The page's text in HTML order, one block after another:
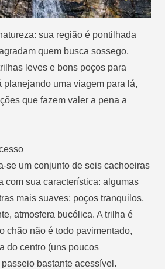
sua região é pontilhada
quem busca sossego,
leves e bons poços para
planejando uma viagem para lá,
que fazem valer a pena a
se um conjunto de seis cachoeiras
com sua característica: algumas
mais suaves; poços tranquilos,
atmosfera bucólica. A trilha é
chão não é todo pavimentado,
do centro (uns poucos
bastante acessível.